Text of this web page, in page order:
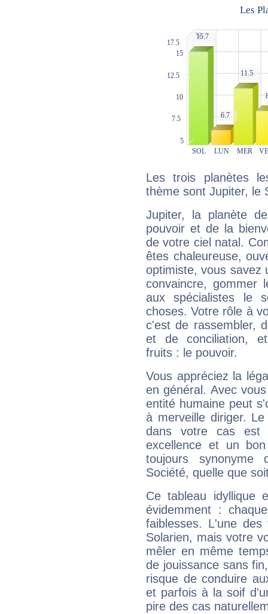
Les trois planètes
thème sont Jupiter, le
Jupiter, la planète
pouvoir et de la
de votre ciel natal.
êtes chaleureuse,
optimiste, vous savez
convaincre, gommer
aux spécialistes le
choses. Votre rôle à
c'est de rassembler,
et de conciliation,
fruits : le pouvoir.
Vous appréciez la
en général. Avec
entité humaine peut
à merveille diriger.
dans votre cas est
excellence et un
toujours synonyme
Société, quelle que
Ce tableau idyllique
évidemment :
faiblesses. L'une
Solarien, mais votre
mêler en même
de jouissance sans
risque de conduire
et parfois à la soif
pire des cas